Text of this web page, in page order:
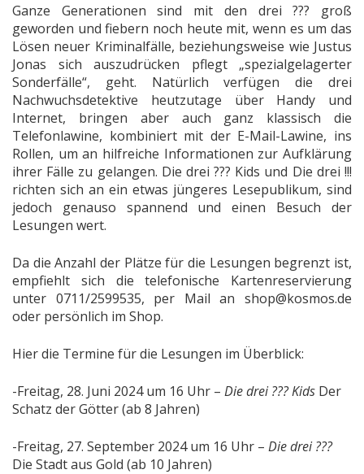
Ganze Generationen sind mit den drei ??? groß
geworden und fiebern noch heute mit, wenn es um das
Lösen neuer Kriminalfälle, beziehungsweise wie Justus
Jonas sich auszudrücken pflegt „spezialgelagerter
Sonderfälle“, geht. Natürlich verfügen die drei
Nachwuchsdetektive heutzutage über Handy und
Internet, bringen aber auch ganz klassisch die
Telefonlawine, kombiniert mit der E-Mail-Lawine, ins
Rollen, um an hilfreiche Informationen zur Aufklärung
ihrer Fälle zu gelangen. Die drei ??? Kids und Die drei !!!
richten sich an ein etwas jüngeres Lesepublikum, sind
jedoch genauso spannend und einen Besuch der
Lesungen wert.
Da die Anzahl der Plätze für die Lesungen begrenzt ist,
empfiehlt sich die telefonische Kartenreservierung
unter 0711/2599535, per Mail an shop@kosmos.de
oder persönlich im Shop.
Hier die Termine für die Lesungen im Überblick:
-Freitag, 28. Juni 2024 um 16 Uhr – Die drei ??? Kids Der
Schatz der Götter (ab 8 Jahren)
-Freitag, 27. September 2024 um 16 Uhr – Die drei ???
Die Stadt aus Gold (ab 10 Jahren)